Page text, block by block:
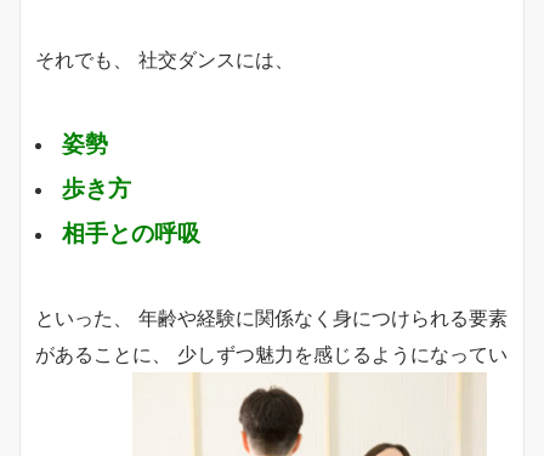
それでも、 社交ダンスには、
姿勢
歩き方
相手との呼吸
といった、 年齢や経験に関係なく身につけられる要素
があることに、 少しずつ魅力を感じるようになってい